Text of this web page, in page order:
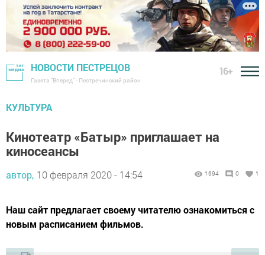
НОВОСТИ ПЕСТРЕЦОВ
Газета "Вперед" - Пестречинский район
16+
КУЛЬТУРА
Кинотеатр «Батыр» приглашает на
киносеансы
автор, 10 февраля 2020 - 14:54 1694 0 1
Наш сайт предлагает своему читателю ознакомиться с
новым расписанием фильмов.